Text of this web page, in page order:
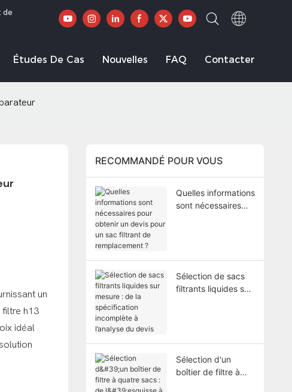
de
Études De Cas Nouvelles FAQ Contacter
un
h13
idéal
RECOMMANDÉ POUR VOUS
Quelles informations
sont nécessaires
Sélection de sacs
filtrants liquides sur
Sélection d'un
boîtier de filtre à